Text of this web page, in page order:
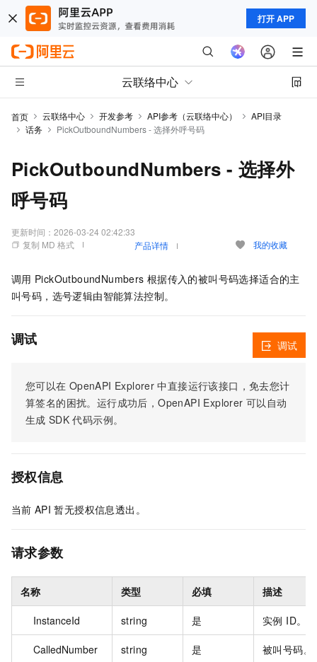
打开 APP
云联络中心
首页 云联络中心 开发参考 API参考（云联络中心）
API目录
话务
PickOutboundNumbers - 选择外呼号码
PickOutboundNumbers - 选择外
呼号码
更新时间： 2026-03-24 02:42:33
复制 MD 格式
产品详情 我的收藏
调用 PickOutboundNumbers 根据传入的被叫号码选择适合的主
叫号码，选号逻辑由智能算法控制。
调试
您可以在 OpenAPI Explorer 中直接运行该接口，免去您计
算签名的困扰。运行成功后，OpenAPI Explorer 可以自动
生成 SDK 代码示例。
调试
授权信息
当前 API 暂无授权信息透出。
请求参数
名称 类型 必填 描述
InstanceId string 是 实例 ID。
CalledNumber string 是 被叫号码。